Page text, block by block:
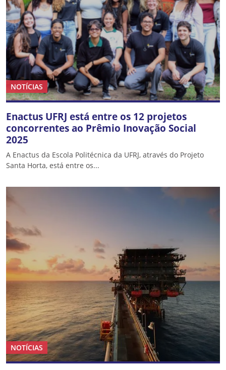
NOTÍCIAS
Enactus UFRJ está entre os 12 projetos
concorrentes ao Prêmio Inovação Social
2025
A Enactus da Escola Politécnica da UFRJ, através do Projeto
Santa Horta, está entre os...
NOTÍCIAS